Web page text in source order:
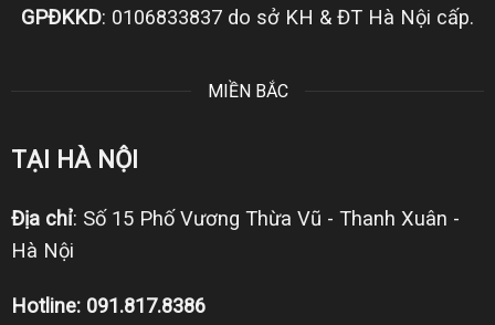
GPĐKKD: 0106833837 do sở KH & ĐT Hà Nội cấp.
MIỀN BẮC
TẠI HÀ NỘI
Địa chỉ: Số 15 Phố Vương Thừa Vũ - Thanh Xuân -
Hà Nội
Hotline: 091.817.8386